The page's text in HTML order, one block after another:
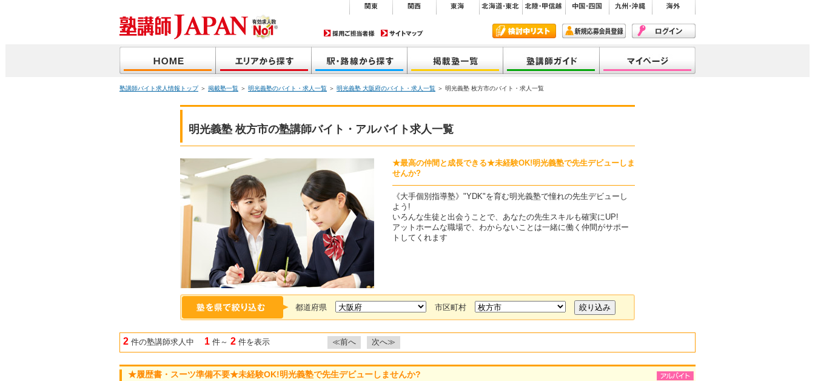
塾講師バイト求人情報トップ＞ 掲載塾一覧 ＞ 明光義塾のバイト・求人一覧 ＞ 明光義塾 大阪府のバイト・求人一覧 ＞ 明光義塾 枚方市のバイト・求人一覧
明光義塾 枚方市の塾講師バイト・アルバイト求人一覧
★最高の仲間と成長できる★未経験OK!明光義塾で先生デビューしま
せんか?
《大手個別指導塾》"YDK"を育む明光義塾で憧れの先生デビューし
よう!
いろんな生徒と出会うことで、あなたの先生スキルも確実にUP!
アットホームな職場で、わからないことは一緒に働く仲間がサポー
トしてくれます
都道府県 市区町村
2 件の塾講師求人中 1 件～ 2 件を表示 ≪前へ 次へ≫
★履歴書・スーツ準備不要★未経験OK!明光義塾で先生デビューしませんか?